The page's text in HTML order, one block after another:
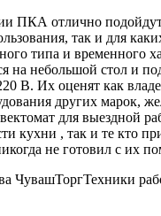
ПКА отлично
так и для
типа и временного
на небольшой стол и
В. Их оценят как
других марок,
для выездной
кухни , так и те кто
не готовил с их
ЧувашТоргТехники